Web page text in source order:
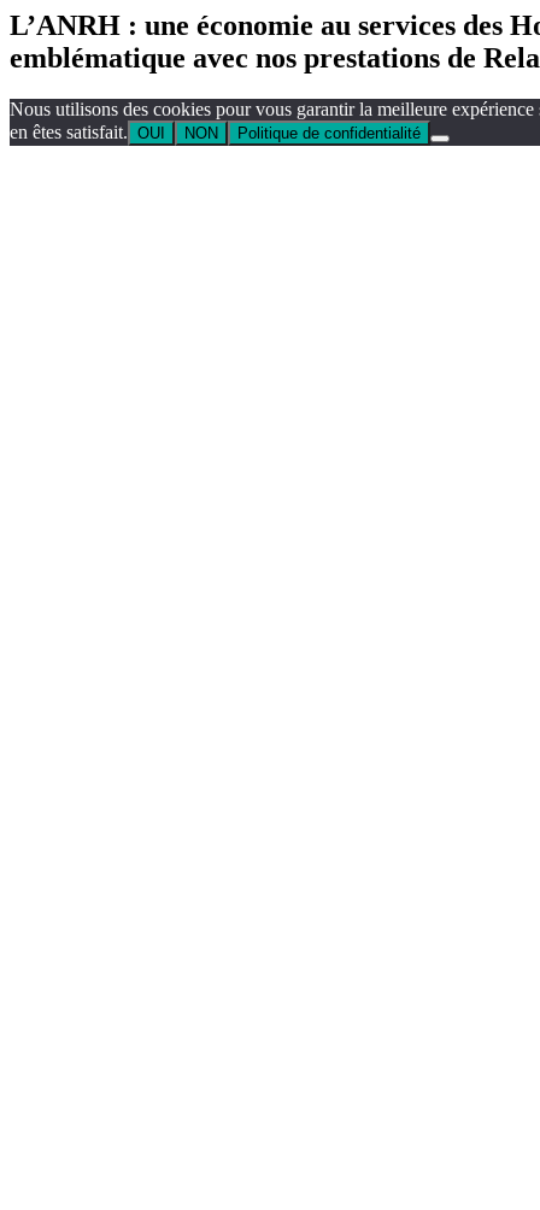
L’ANRH : une économie au services des
emblématique avec nos prestations de
Nous utilisons des cookies pour vous garantir la meilleure
en êtes satisfait. OUI NON Politique de confidentialité